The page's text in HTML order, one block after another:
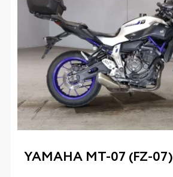
YAMAHA MT-07 (FZ-07)